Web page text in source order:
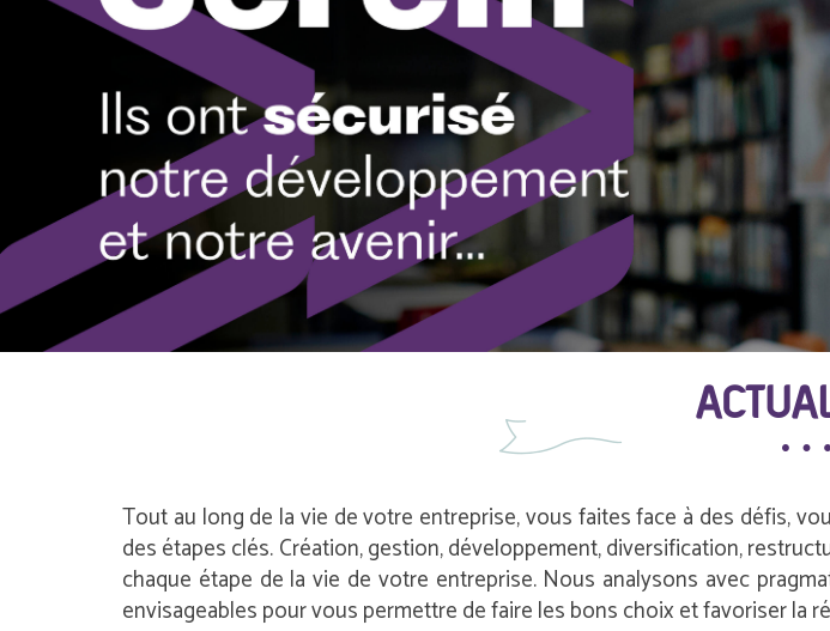
Tout au long de la vie de votre entreprise, vous faites face à des défis,
des étapes clés. Création, gestion, développement, diversification,
chaque étape de la vie de votre entreprise. Nous analysons avec
envisageables pour vous permettre de faire les bons choix et favoriser la